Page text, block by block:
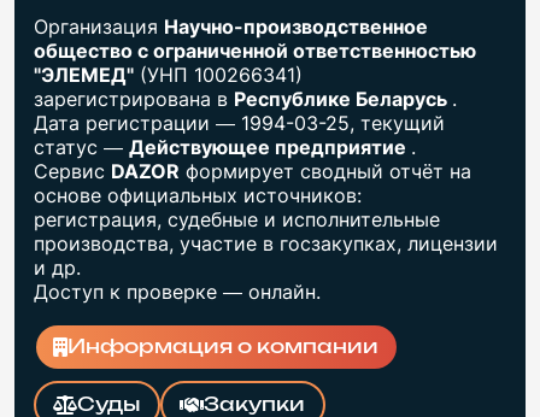
Организация Научно-производственное
общество с ограниченной ответственностью
"ЭЛЕМЕД" (УНП 100266341)
зарегистрирована в Республике Беларусь .
Дата регистрации — 1994-03-25, текущий
статус — Действующее предприятие .
Сервис DAZOR формирует сводный отчёт на
основе официальных источников:
регистрация, судебные и исполнительные
производства, участие в госзакупках, лицензии
и др.
Доступ к проверке — онлайн.
Информация о компании
Суды Закупки